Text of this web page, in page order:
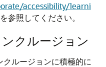
accessibility/learni
を参照してください。
クルージョン
ルージョンに積極的に